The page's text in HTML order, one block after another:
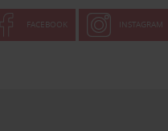
FACEBOOK INSTAGRAM